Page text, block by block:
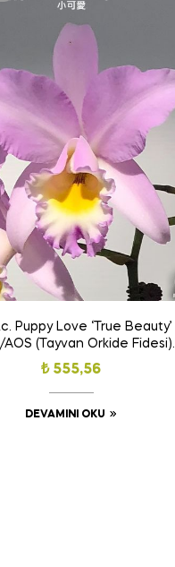
Puppy Love ‘True Beauty’
AOS (Tayvan Orkide Fidesi)
(Kokulu)(Ödüllü Tür)
₺555,56
DEVAMINI OKU